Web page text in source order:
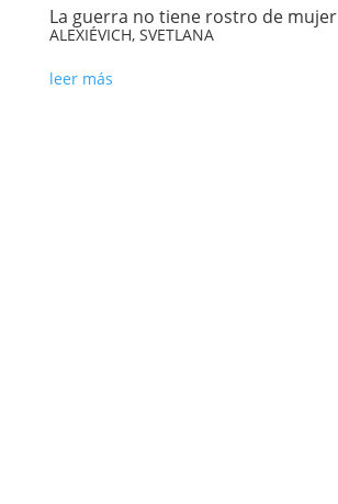
La guerra no tiene rostro de mujer
ALEXIÉVICH, SVETLANA
leer más